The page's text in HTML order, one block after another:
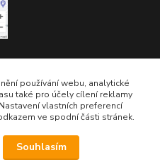
používání webu, analytické
také pro účely cílení reklamy
vlastních preferencí
ve spodní části stránek.
Souhlasím